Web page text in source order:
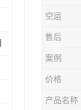
空运
售后
案例
价格
产品名称